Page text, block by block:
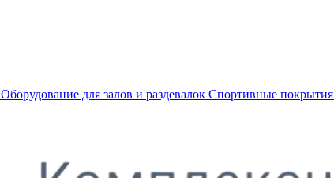
Оборудование для залов и раздевалок Спортивные покрытия